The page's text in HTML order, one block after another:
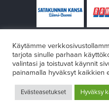
Design:VÄRIKÄS
Käytämme
tarjota sinulle parhaan
valintasi ja toistuvat käynnit
painamalla hyväksyt kaikkien
Evästeasetukset Hyväksy